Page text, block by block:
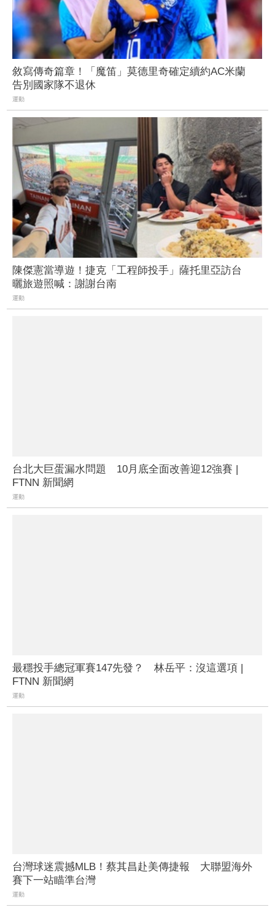
敘寫傳奇篇章！「魔笛」莫德里奇確定續約AC米蘭
告別國家隊不退休
運動
陳傑憲當導遊！捷克「工程師投手」薩托里亞訪台
曬旅遊照喊：謝謝台南
運動
台北大巨蛋漏水問題 10月底全面改善迎12強賽 |
FTNN 新聞網
運動
最穩投手總冠軍賽147先發？ 林岳平：沒這選項 |
FTNN 新聞網
運動
台灣球迷震撼MLB！蔡其昌赴美傳捷報 大聯盟海外
賽下一站瞄準台灣
運動